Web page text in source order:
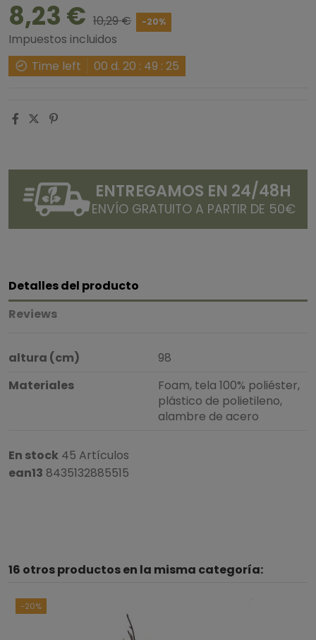
8,23 € 10,29 € -20%
Impuestos incluidos
Time left
00 d. 20 : 49 : 25
ENTREGAMOS EN 24/48H
ENVÍO GRATUITO A PARTIR DE 50€
Detalles del producto
Reviews
altura (cm)
98
Materiales
Foam, tela 100% poliéster,
plástico de polietileno,
alambre de acero
En stock 45 Artículos
ean13 8435132885515
Basado en2opiniones
16 otros productos en la misma categoría:
-20%